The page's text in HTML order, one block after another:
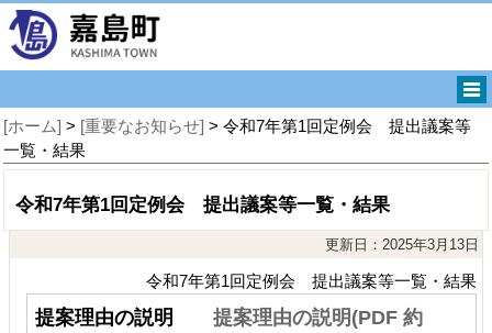
[ホーム] > [重要なお知らせ] > 令和7年第1回定例会 提出議案等
一覧・結果
令和7年第1回定例会 提出議案等一覧・結果
更新日：2025年3月13日
令和7年第1回定例会 提出議案等一覧・結果
提案理由の説明 提案理由の説明(PDF 約